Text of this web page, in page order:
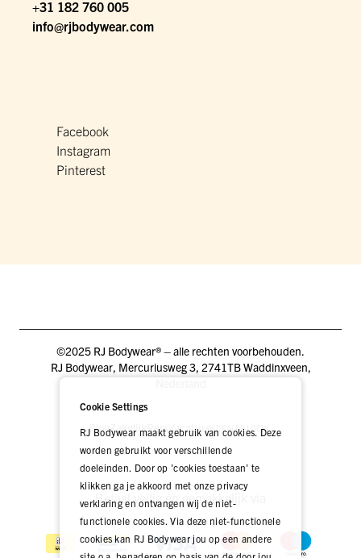
+31 182 760 005
info@rjbodywear.com
Facebook
Instagram
Pinterest
©2025 RJ Bodywear® – alle rechten voorbehouden.
RJ Bodywear, Mercuriusweg 3, 2741TB Waddinxveen,
BlogZakelijkPers VacaturesDEALER LOGIN
Betaal veilig én gemakkelijk via
Cookie Settings
RJ Bodywear maakt gebruik van cookies. Deze
worden gebruikt voor verschillende
doeleinden. Door op 'cookies toestaan' te
klikken ga je akkoord met onze privacy
verklaring en ontvangen wij de niet-
functionele cookies. Via deze niet-functionele
cookies kan RJ Bodywear jou op een andere